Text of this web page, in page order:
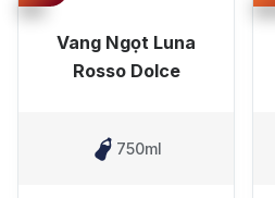
Vang Ngọt Luna
Rosso Dolce
750ml